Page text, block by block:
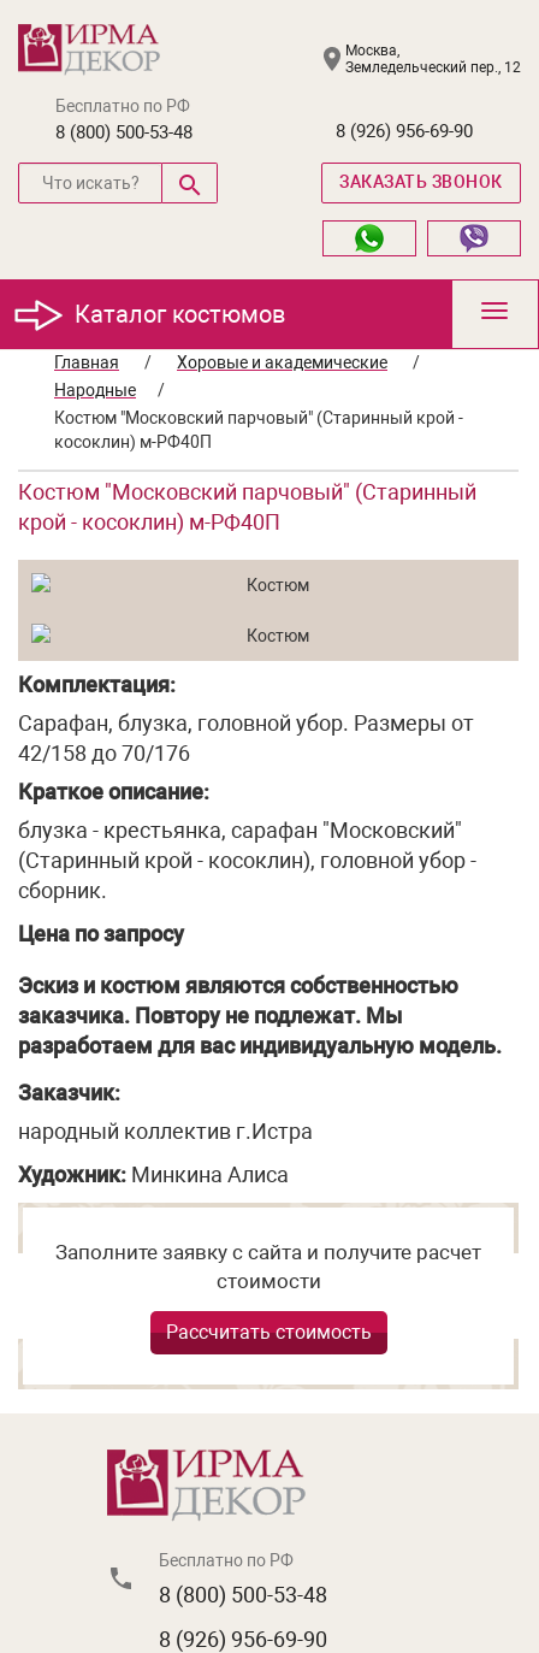
Москва,
Земледельческий пер., 12
Бесплатно по РФ
8 (800) 500-53-48 8 (926) 956-69-90
ЗАКАЗАТЬ ЗВОНОК
Каталог костюмов
Главная
/ Хоровые и академические
/
Народные
/
Костюм "Московский парчовый" (Старинный крой -
косоклин) м-РФ40П
Костюм "Московский парчовый" (Старинный
крой - косоклин) м-РФ40П
Комплектация:
Сарафан, блузка, головной убор. Размеры от
42/158 до 70/176
Краткое описание:
блузка - крестьянка, сарафан "Московский"
(Старинный крой - косоклин), головной убор -
сборник.
Цена по запросу
Эскиз и костюм являются собственностью
заказчика. Повтору не подлежат. Мы
разработаем для вас индивидуальную модель.
Заказчик:
народный коллектив г.Истра
Художник: Минкина Алиса
Заполните заявку с сайта и получите расчет
стоимости
Рассчитать стоимость
Бесплатно по РФ
8 (800) 500-53-48
8 (926) 956-69-90